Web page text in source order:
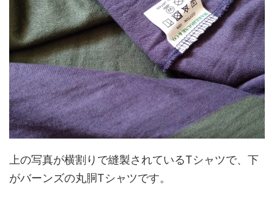
上の写真が横割りで縫製されているTシャツで、下
がバーンズの丸胴Tシャツです。